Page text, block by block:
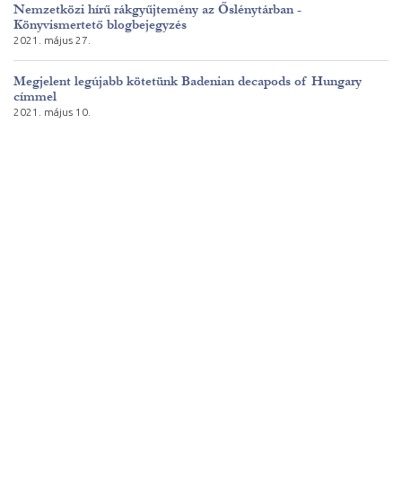
Nemzetközi hírű rákgyűjtemény az Őslénytárban -
Könyvismertető blogbejegyzés
2021. május 27.
Megjelent legújabb kötetünk Badenian decapods of Hungary
címmel
2021. május 10.